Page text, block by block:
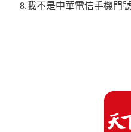
8.我不是中華電信手機門